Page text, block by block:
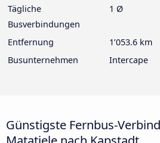
Tägliche
Busverbindungen
1 Ø
Entfernung
1’053.6 km
Busunternehmen
Intercape
Günstigste Fernbus-